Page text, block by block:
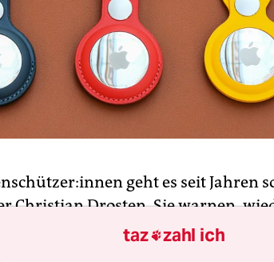
geht es seit Jahren
Christian Drosten. Sie warnen,
ihre Warnungen und
eingetreten ist, will davon niemand
taz zahl ich